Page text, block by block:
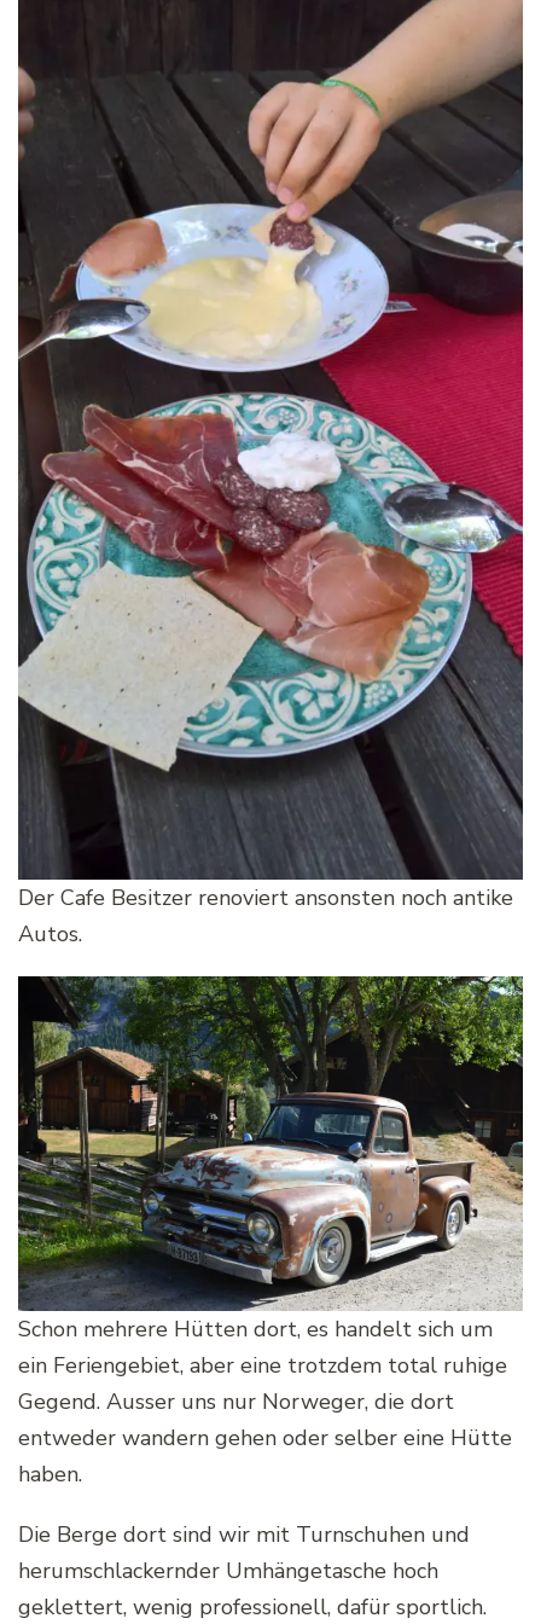
Der Cafe Besitzer renoviert ansonsten noch antike
Autos.
Schon mehrere Hütten dort, es handelt sich um
ein Feriengebiet, aber eine trotzdem total ruhige
Gegend. Ausser uns nur Norweger, die dort
entweder wandern gehen oder selber eine Hütte
haben.
Die Berge dort sind wir mit Turnschuhen und
herumschlackernder Umhängetasche hoch
geklettert, wenig professionell, dafür sportlich.